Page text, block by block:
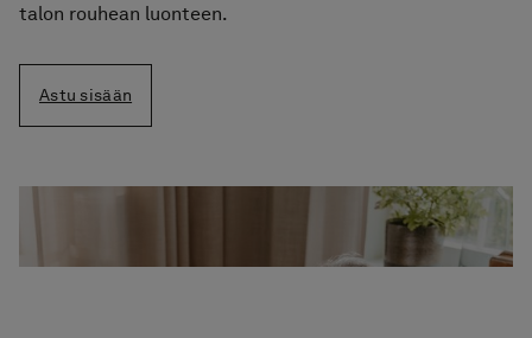
talon rouhean luonteen.
Astu sisään